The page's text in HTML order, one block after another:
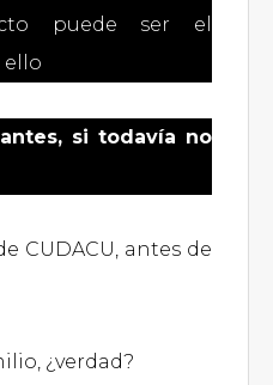
puede ser el
ello
si todavía no
CUDACU, antes de
¿verdad?